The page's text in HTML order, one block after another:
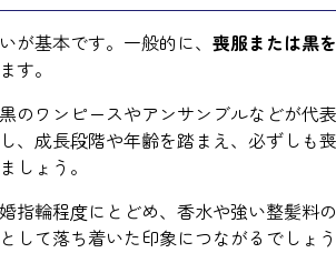
基本です。一般的に、 喪服または黒
す。
のワンピースやアンサンブルなどが代
、成長段階や年齢を踏まえ、必ずしも
しょう。
指輪程度にとどめ、香水や強い整髪料
て落ち着いた印象につながるでしょう